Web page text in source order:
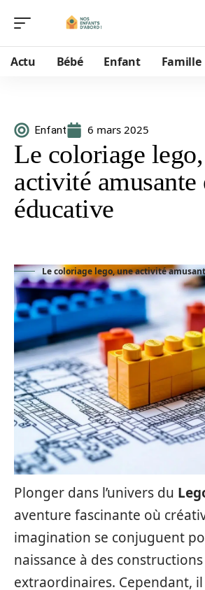
Actu Bébé Enfant Famille
Enfant 6 mars 2025
Le coloriage
activité amusante
éducative
Le coloriage lego, une activité
Plonger dans l’univers du
aventure fascinante où
imagination se conjuguent
naissance à des constructions
extraordinaires. Cependant,